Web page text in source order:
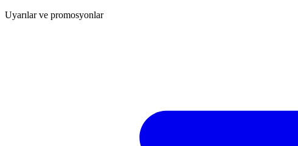
Uyarılar ve promosyonlar